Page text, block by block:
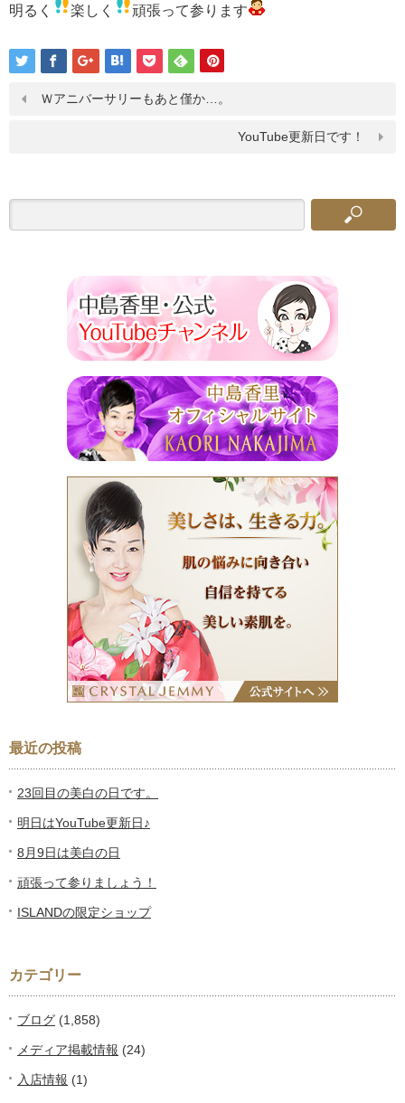
明るく
楽しく 頑張って参ります
Ｗアニバーサリーもあと僅か…。
YouTube更新日です！
最近の投稿
23回目の美白の日です。
明日はYouTube更新日♪
8月9日は美白の日
頑張って参りましょう！
ISLANDの限定ショップ
カテゴリー
ブログ (1,858)
メディア掲載情報 (24)
入店情報 (1)